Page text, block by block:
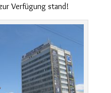
Verfügung stand!